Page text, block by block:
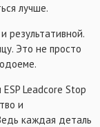
лучше.
результативной.
Это не просто
Leadcore Stop
и
каждая деталь